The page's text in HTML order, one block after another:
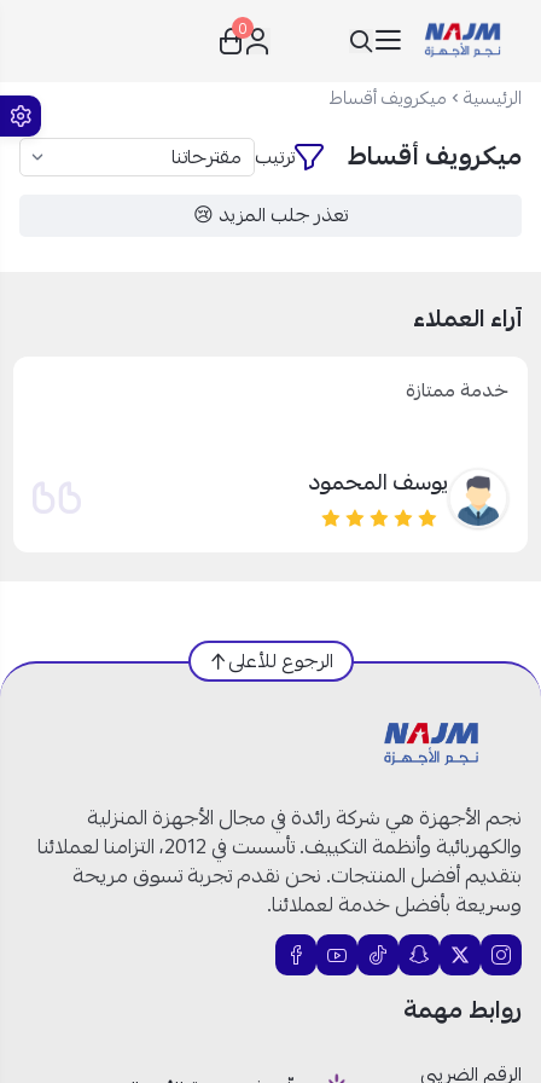
نجم الأجهزة
0
الرئيسية ميكرويف أقساط
ميكرويف أقساط
ترتيب
تعذر جلب المزيد 😢
آراء العملاء
خدمة ممتازة
يوسف المحمود
الرجوع للأعلى
نجم الأجهزة هي شركة رائدة في مجال الأجهزة المنزلية
والكهربائية وأنظمة التكييف. تأسست في 2012، التزامنا لعملائنا
بتقديم أفضل المنتجات. نحن نقدم تجربة تسوق مريحة
وسريعة بأفضل خدمة لعملائنا.
روابط مهمة
الرقم الضريبي